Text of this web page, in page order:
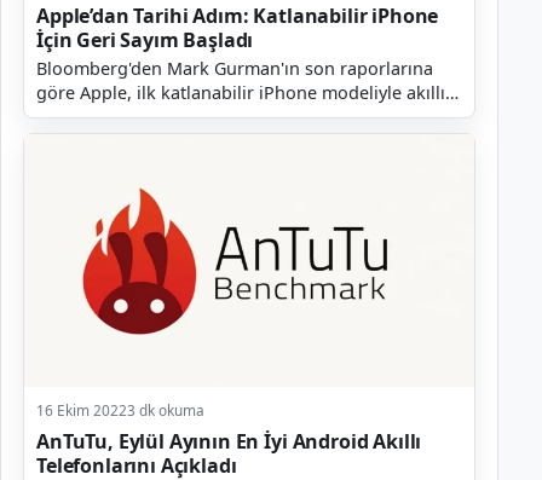
Apple’dan Tarihi Adım: Katlanabilir iPhone
İçin Geri Sayım Başladı
Bloomberg'den Mark Gurman'ın son raporlarına
göre Apple, ilk katlanabilir iPhone modeliyle akıllı
telefon dünyasında taşları yerinden oynatmaya
hazırl...
16 Ekim 20223 dk okuma
AnTuTu, Eylül Ayının En İyi Android Akıllı
Telefonlarını Açıkladı